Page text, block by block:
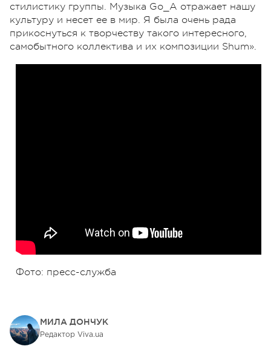
стилистику группы. Музыка Go_A отражает нашу
культуру и несет ее в мир. Я была очень рада
прикоснуться к творчеству такого интересного,
самобытного коллектива и их композиции Shum».
Фото: пресс-служба
МИЛА ДОНЧУК
Редактор Viva.ua